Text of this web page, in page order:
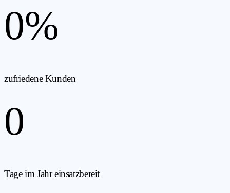
0%
zufriedene Kunden
0
Tage im Jahr einsatzbereit